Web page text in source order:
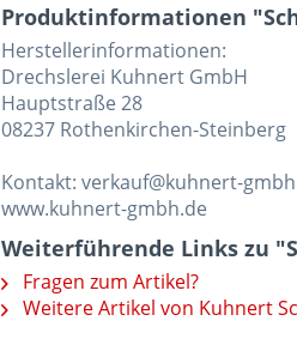
Produktinformationen
Herstellerinformationen:
Drechslerei Kuhnert GmbH
Hauptstraße 28
08237 Rothenkirchen-Steinberg
Kontakt: verkauf@kuhnert-
www.kuhnert-gmbh.de
Weiterführende Links zu
Fragen zum Artikel?
Weitere Artikel von Kuhnert